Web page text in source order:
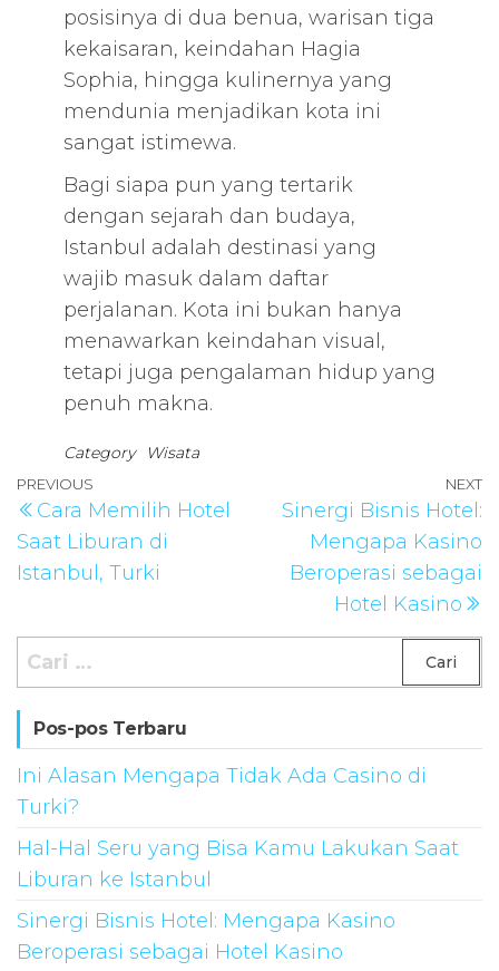
posisinya di dua benua, warisan tiga
kekaisaran, keindahan Hagia
Sophia, hingga kulinernya yang
mendunia menjadikan kota ini
sangat istimewa.
Bagi siapa pun yang tertarik
dengan sejarah dan budaya,
Istanbul adalah destinasi yang
wajib masuk dalam daftar
perjalanan. Kota ini bukan hanya
menawarkan keindahan visual,
tetapi juga pengalaman hidup yang
penuh makna.
Category Wisata
Navigasi
pos
Previous
Post
PREVIOUS
Cara Memilih Hotel
Saat Liburan di
Istanbul, Turki
NEXT
Sinergi Bisnis Hotel:
Mengapa Kasino
Beroperasi sebagai
Hotel Kasino
Cari
untuk:
Pos-pos Terbaru
Ini Alasan Mengapa Tidak Ada Casino di
Turki?
Hal-Hal Seru yang Bisa Kamu Lakukan Saat
Liburan ke Istanbul
Sinergi Bisnis Hotel: Mengapa Kasino
Beroperasi sebagai Hotel Kasino